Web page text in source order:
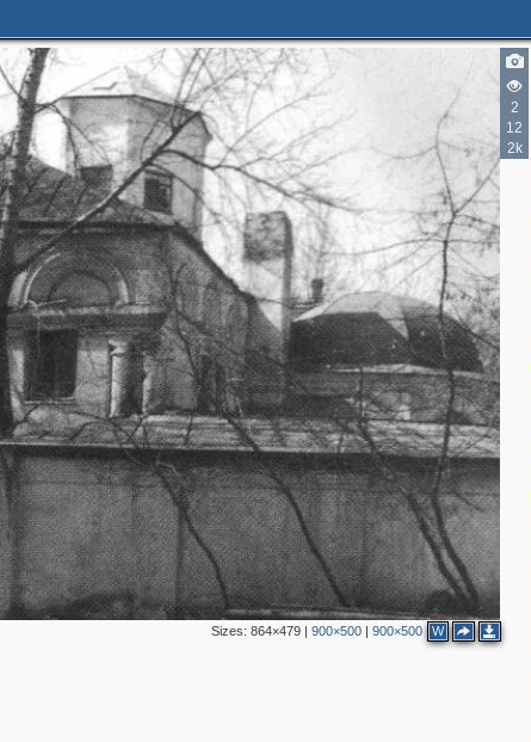
2
12
2k
Sizes: 864×479| 900×500| 900×500 W
2
6
5
2
7